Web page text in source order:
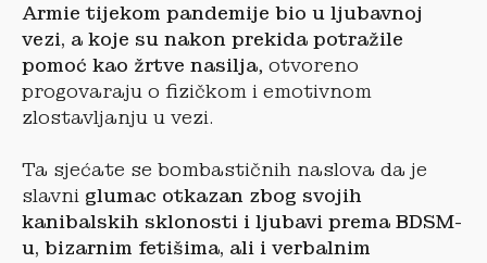
Armie tijekom pandemije bio u ljubavnoj
vezi, a koje su nakon prekida potražile
pomoć kao žrtve nasilja, otvoreno
progovaraju o fizičkom i emotivnom
zlostavljanju u vezi.
Ta sjećate se bombastičnih naslova da je
slavni glumac otkazan zbog svojih
kanibalskih sklonosti i ljubavi prema BDSM-
u, bizarnim fetišima, ali i verbalnim